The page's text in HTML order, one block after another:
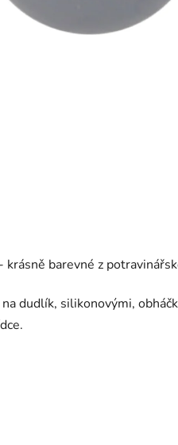
barevné z
dudlík, silikonovými,